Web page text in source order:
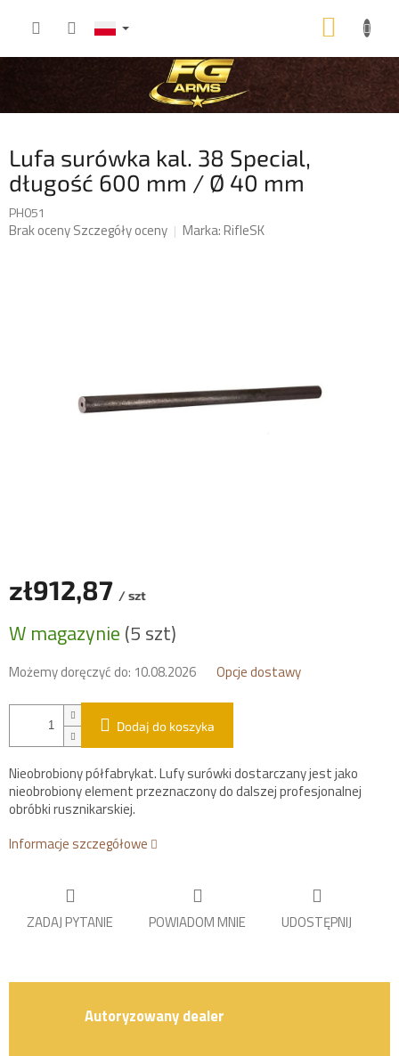
Lufa surówka kal. 38 Special,
długość 600 mm / Ø 40 mm
PH051
Średnia
Brak ocenySzczegóły oceny Marka:RifleSK
zł912,87 / szt
jednostkowa:
W magazynie (5 szt)
Możemy doręczyć do: 10.08.2026 Opcje dostawy
Dodaj do koszyka
Nieobrobiony półfabrykat. Lufy surówki dostarczany jest jako
nieobrobiony element przeznaczony do dalszej profesjonalnej
obróbki rusznikarskiej.
Informacje szczegółowe
ZADAJ PYTANIE POWIADOM MNIE UDOSTĘPNIJ
Autoryzowany dealer